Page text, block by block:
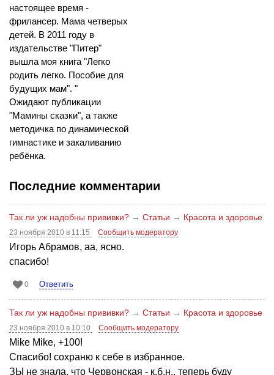
настоящее время -
фрилансер. Мама четверых
детей. В 2011 году в
издательстве "Питер"
вышла моя книга "Легко
родить легко. Пособие для
будущих мам". "
Ожидают публикации
"Мамины сказки", а также
методичка по динамической
гимнастике и закаливанию
ребёнка.
Последние комментарии
Так ли уж надобны прививки? → Статьи → Красота и здоровье
23 ноября 2010 в 11:15 Сообщить модератору
Игорь Абрамов, аа, ясно.
спасибо!
0 Ответить
Так ли уж надобны прививки? → Статьи → Красота и здоровье
23 ноября 2010 в 10:10 Сообщить модератору
Mike Mike, +100!
Спасибо! сохраню к себе в избранное.
ЗЫ не знала, что Червонская - к.б.н., теперь буду